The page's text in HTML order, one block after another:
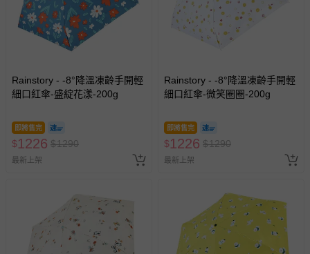
豫期範圍：
易於腐敗、保存期限較短或解約時即將逾期（例如生鮮
商品、食品等）。
報紙、期刊或雜誌（惟書籍如經拆封、使用，則酌收整
新費用）。
等）。
非以有形媒介提供之數位內容或一經提供即為完成之線
上服務，經消費者事先同意始提供（例如線上課程、遊
已拆封之以下類型商品：
-個人衛生用品（例如尿布、貼身衣物、泳裝、襪子、地
墊、寢具類等）。
-新生兒親膚衣物（嬰幼兒包巾與背巾、包屁衣、學習
Rainstory - -8°降溫凍齡手開輕
細口紅傘-盛綻花漾-200g
即將售完
$1226 $1290
最新上架
Rainstory - -8°降溫凍齡手開輕
細口紅傘-微笑圈圈-200g
即將售完
$1226 $1290
最新上架